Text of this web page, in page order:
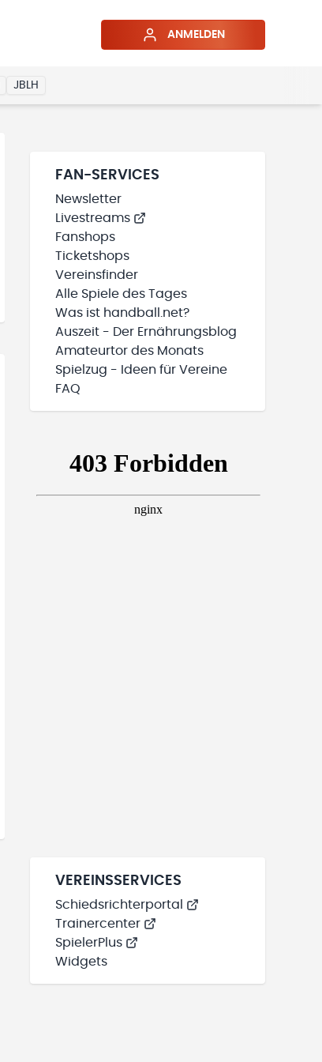
ANMELDEN
JBLH
FAN-SERVICES
Newsletter
Livestreams
Fanshops
Ticketshops
Vereinsfinder
Alle Spiele des Tages
Was ist handball.net?
Auszeit - Der Ernährungsblog
Amateurtor des Monats
Spielzug - Ideen für Vereine
FAQ
VEREINSSERVICES
Schiedsrichterportal
Trainercenter
SpielerPlus
Widgets